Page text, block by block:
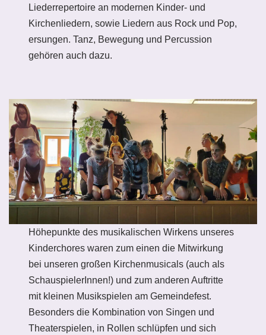
Liederrepertoire an modernen Kinder- und
Kirchenliedern, sowie Liedern aus Rock und Pop,
ersungen. Tanz, Bewegung und Percussion
gehören auch dazu.
Höhepunkte des musikalischen Wirkens unseres
Kinderchores waren zum einen die Mitwirkung
bei unseren großen Kirchenmusicals (auch als
SchauspielerInnen!) und zum anderen Auftritte
mit kleinen Musikspielen am Gemeindefest.
Besonders die Kombination von Singen und
Theaterspielen, in Rollen schlüpfen und sich